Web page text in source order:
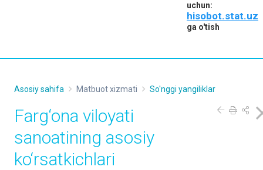
uchun:
hisobot.stat.uz
ga o'tish
Asosiy sahifa Matbuot xizmati So'nggi yangiliklar
Farg‘ona viloyati
sanoatining asosiy
ko‘rsatkichlari